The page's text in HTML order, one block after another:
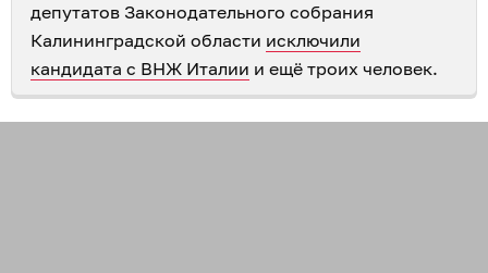
депутатов Законодательного собрания
Калининградской области исключили
кандидата с ВНЖ Италии и ещё троих человек.